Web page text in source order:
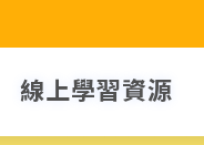
線上學習資源